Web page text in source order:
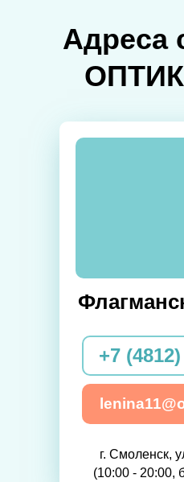
Адреса
г. Смоленск,
(10:00 - 20:00,
+7